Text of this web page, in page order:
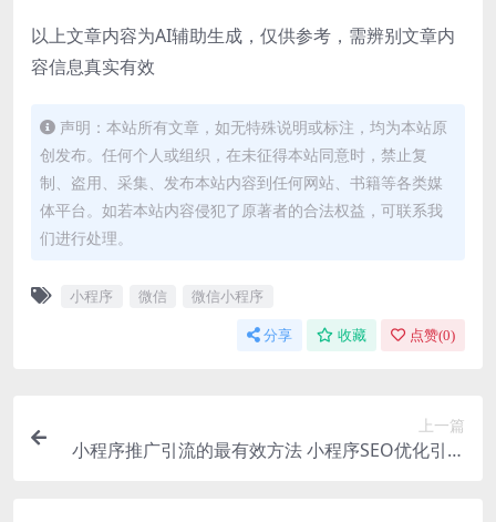
以上文章内容为AI辅助生成，仅供参考，需辨别文章内
容信息真实有效
声明：本站所有文章，如无特殊说明或标注，均为本站原
创发布。任何个人或组织，在未征得本站同意时，禁止复
制、盗用、采集、发布本站内容到任何网站、书籍等各类媒
体平台。如若本站内容侵犯了原著者的合法权益，可联系我
们进行处理。
小程序 微信 微信小程序
分享 收藏 点赞(0)
上一篇
小程序推广引流的最有效方法 小程序SEO优化引流